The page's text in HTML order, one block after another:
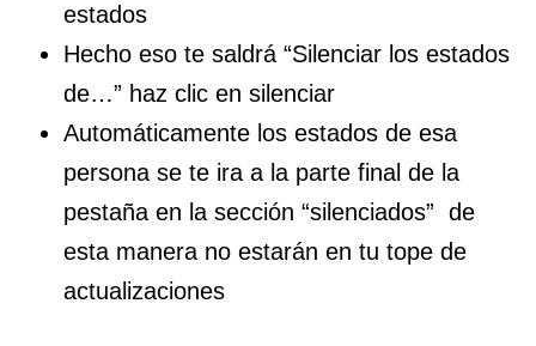
estados
Hecho eso te saldrá “Silenciar los estados
de…” haz clic en silenciar
Automáticamente los estados de esa
persona se te ira a la parte final de la
pestaña en la sección “silenciados” de
esta manera no estarán en tu tope de
actualizaciones